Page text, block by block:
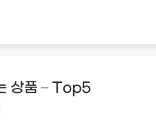
상품 – Top5